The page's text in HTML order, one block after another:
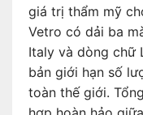
giá trị thẩm mỹ
Vetro có dải ba
Italy và dòng chữ
bản giới hạn số
toàn thế giới.